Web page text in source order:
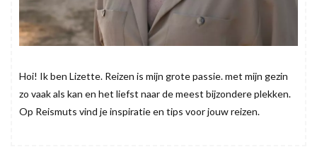
Hoi! Ik ben Lizette. Reizen is mijn grote passie. met mijn gezin
zo vaak als kan en het liefst naar de meest bijzondere plekken.
Op Reismuts vind je inspiratie en tips voor jouw reizen.